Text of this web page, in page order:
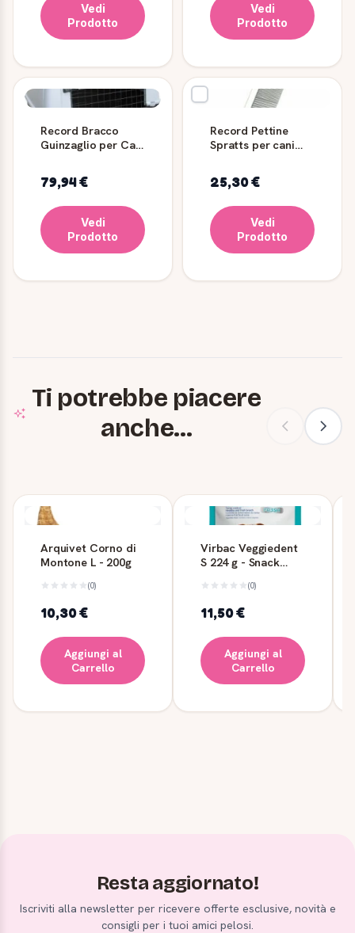
Vedi
Prodotto
Vedi
Prodotto
Record Bracco
Guinzaglio per Cani
79,94 €
Vedi
Prodotto
Record Pettine
Spratts per cani
25,30 €
Vedi
Prodotto
Ti potrebbe piacere
anche...
Arquivet Corno di
Montone L - 200g
(0)
10,30 €
Aggiungi al
Carrello
Virbac Veggiedent
S 224 g - Snack
(0)
11,50 €
Aggiungi al
Carrello
Resta aggiornato!
Iscriviti alla newsletter per ricevere offerte esclusive, novità e
consigli per i tuoi amici pelosi.